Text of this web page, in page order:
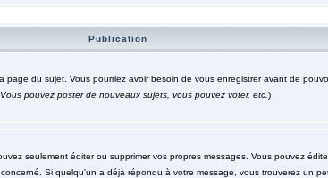
Publication
du sujet. Vous pourriez avoir besoin de vous enregistrer avant de
Vous pouvez poster de nouveaux sujets, vous pouvez voter, etc. )
seulement éditer ou supprimer vos propres messages. Vous pouvez
Si quelqu'un a déjà répondu à votre message, vous trouverez un